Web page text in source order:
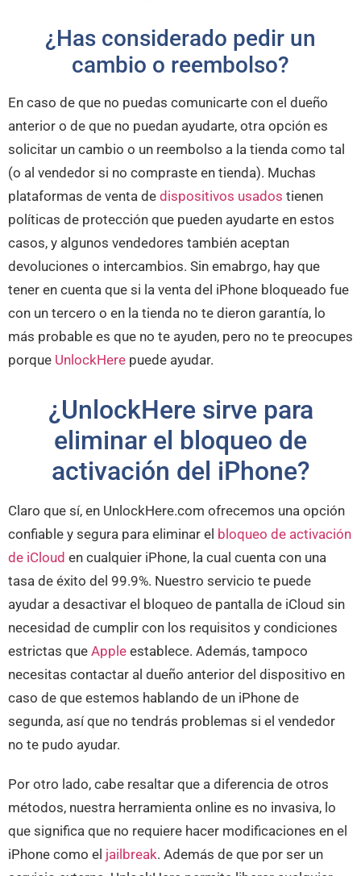
¿Has considerado pedir un
cambio o reembolso?
En caso de que no puedas comunicarte con el dueño
anterior o de que no puedan ayudarte, otra opción es
solicitar un cambio o un reembolso a la tienda como tal
(o al vendedor si no compraste en tienda). Muchas
plataformas de venta de dispositivos usados tienen
políticas de protección que pueden ayudarte en estos
casos, y algunos vendedores también aceptan
devoluciones o intercambios. Sin emabrgo, hay que
tener en cuenta que si la venta del iPhone bloqueado fue
con un tercero o en la tienda no te dieron garantía, lo
más probable es que no te ayuden, pero no te preocupes
porque UnlockHere puede ayudar.
¿UnlockHere sirve para
eliminar el bloqueo de
activación del iPhone?
Claro que sí, en UnlockHere.com ofrecemos una opción
confiable y segura para eliminar el bloqueo de activación
de iCloud en cualquier iPhone, la cual cuenta con una
tasa de éxito del 99.9%. Nuestro servicio te puede
ayudar a desactivar el bloqueo de pantalla de iCloud sin
necesidad de cumplir con los requisitos y condiciones
estrictas que Apple establece. Además, tampoco
necesitas contactar al dueño anterior del dispositivo en
caso de que estemos hablando de un iPhone de
segunda, así que no tendrás problemas si el vendedor
no te pudo ayudar.
Por otro lado, cabe resaltar que a diferencia de otros
métodos, nuestra herramienta online es no invasiva, lo
que significa que no requiere hacer modificaciones en el
iPhone como el jailbreak. Además de que por ser un